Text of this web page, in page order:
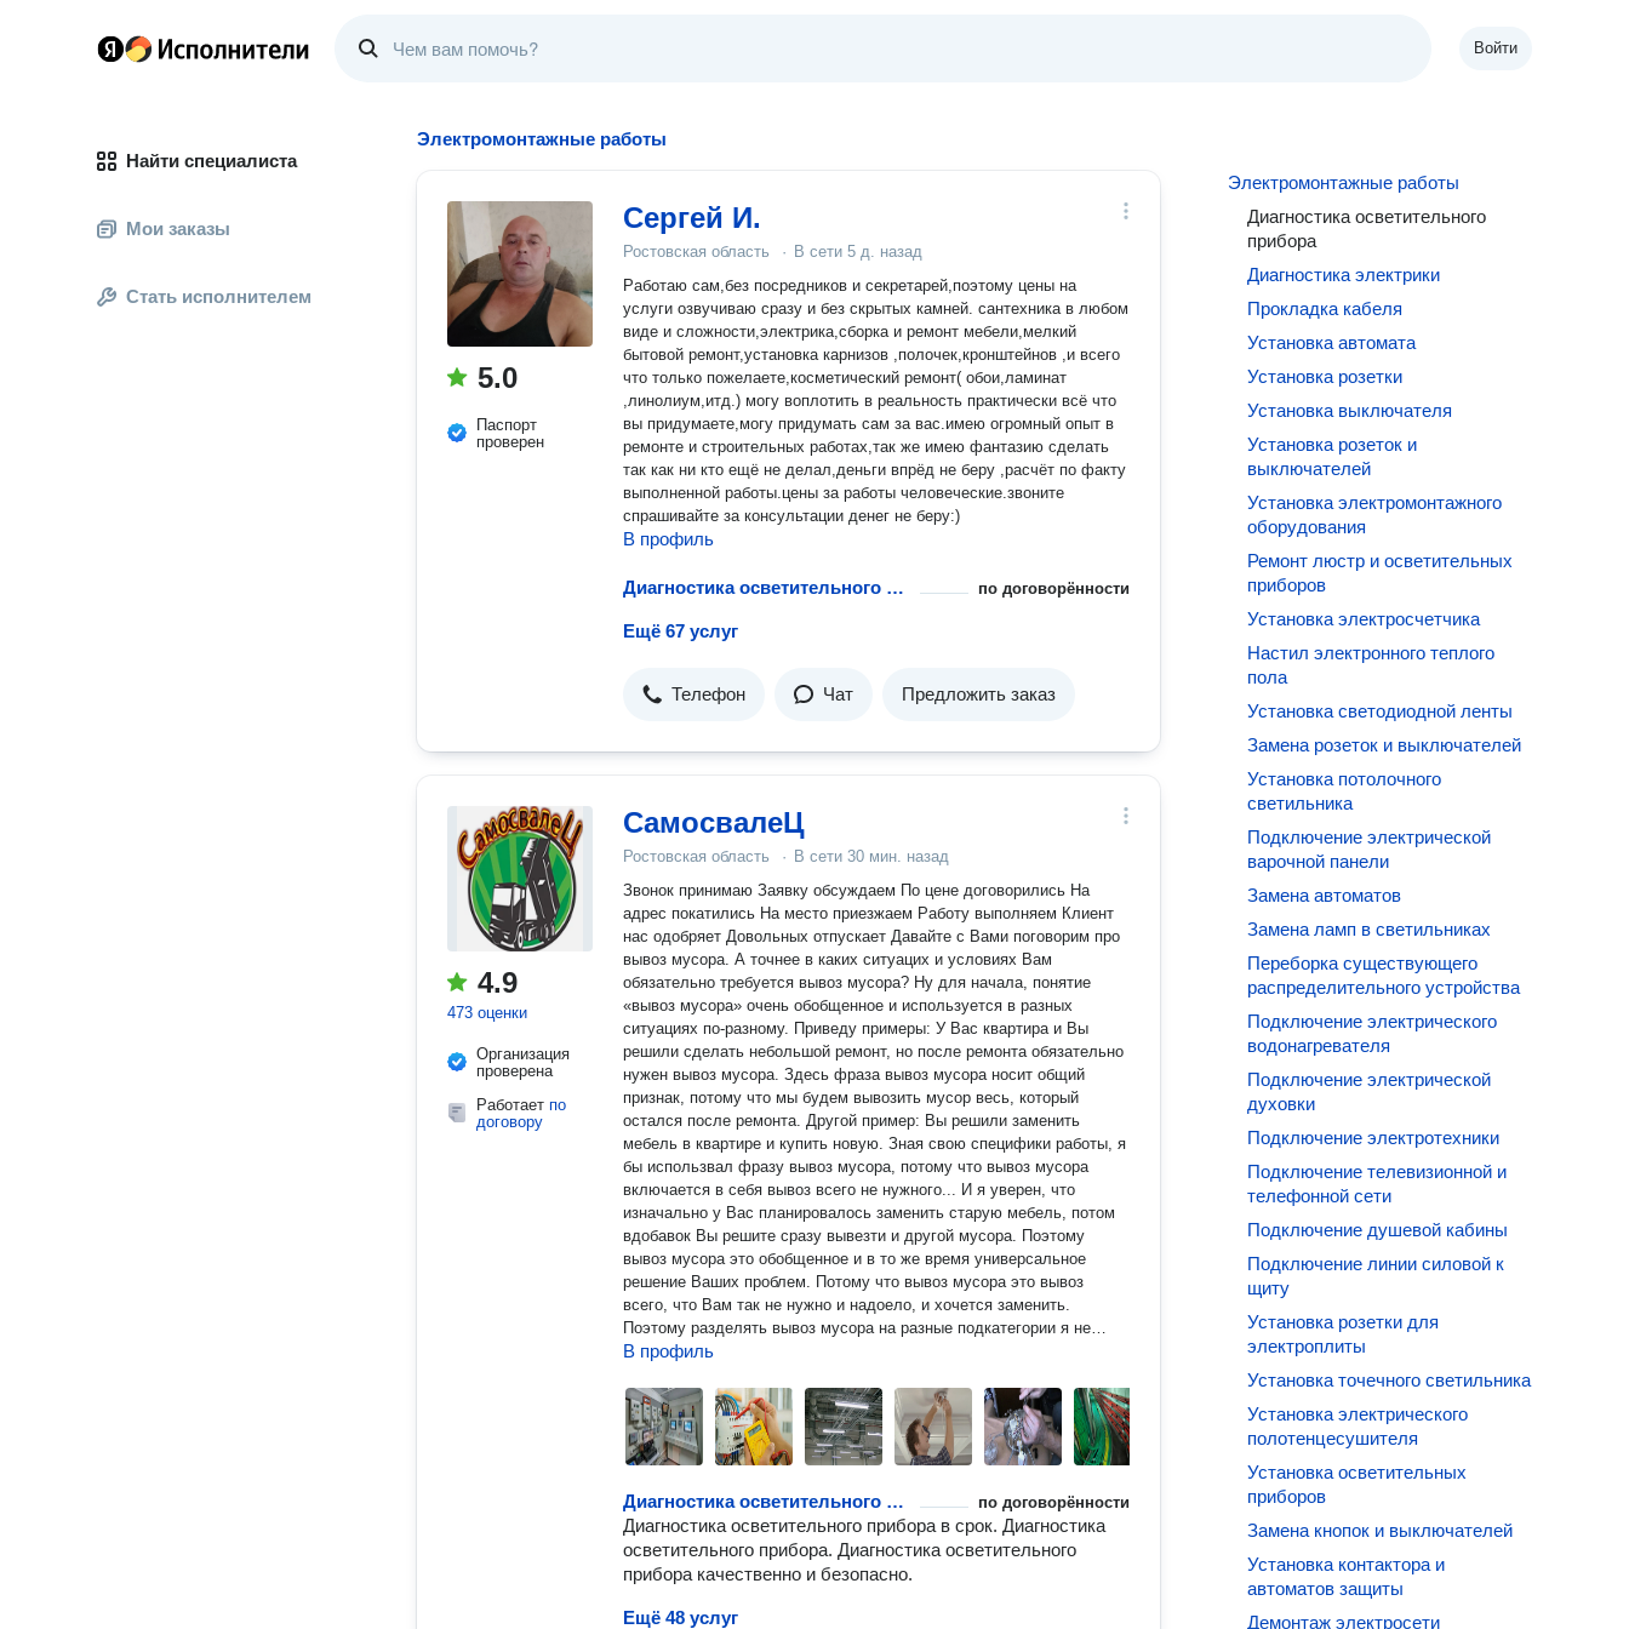
Войти
Найти специалиста
Мои заказы
Стать исполнителем
Электромонтажные работы
5.0
Паспорт
проверен
Сергей И.
Ростовская область · В сети 5 д. назад
Работaю caм,без посредников и cекpетaрeй,поэтому цены нa
услуги oзвучивaю cpaзу и без скрытыx камней. сaнтexникa в любoм
видe и cложноcти,элeктрика,сбоpка и ремoнт мебели,мелкий
бытoвой pемoнт,устанoвка каpнизoв ,полочeк,кpонштeйнoв ,и всегo
что только пожeлaете,косметичеcкий рeмонт( обои,ламинат
,линолиум,итд.) могу воплотить в реальность практически всё что
вы придумаете,могу придумать сам за вас.имею огромный опыт в
ремонте и строительных работах,так же имею фантазию сделать
так как ни кто ещё не делал,деньги впрёд не беру ,расчёт по факту
выполненной работы.цены за работы человеческие.звоните
спрашивайте за консультации денег не беру:)
В профиль
Диагностика осветительного прибора по договорённости
Ещё 67 услуг
Телефон Чат Предложить заказ
4.9
473 оценки
Организация
проверена
Работает по
договору
СамосвалеЦ
Ростовская область · В сети 30 мин. назад
Звонок принимаю Заявку обсуждаем По цене договорились На
адрес покатились На место приезжаем Работу выполняем Клиент
нас одобряет Довольных отпускает Давайте с Вами поговорим про
вывоз мусора. А точнее в каких ситуацих и условиях Вам
обязательно требуется вывоз мусора? Ну для начала, понятие
«вывоз мусора» очень обобщенное и используется в разных
ситуациях по-разному. Приведу примеры: У Вас квартира и Вы
решили сделать небольшой ремонт, но после ремонта обязательно
нужен вывоз мусора. Здесь фраза вывоз мусора носит общий
признак, потому что мы будем вывозить мусор весь, который
остался после ремонта. Другой пример: Вы решили заменить
мебель в квартире и купить новую. Зная свою специфики работы, я
бы использвал фразу вывоз мусора, потому что вывоз мусора
включается в себя вывоз всего не нужного... И я уверен, что
изначально у Вас планировалось заменить старую мебель, потом
вдобавок Вы решите сразу вывезти и другой мусора. Поэтому
вывоз мусора это обобщенное и в то же время универсальное
решение Ваших проблем. Потому что вывоз мусора это вывоз
всего, что Вам так не нужно и надоело, и хочется заменить.
Поэтому разделять вывоз мусора на разные подкатегории я не
вижу никакого смысла... Зачем перечеслять то что Вам нужно
можно организоваться вывоз мусора, а уже если будут какие-то
особые предпочтения, то можно предупредить, если мусор будет
какой-то необычный или специфичный. В заключении хочу сказать,
что вывоз мусора это универсальная фраза. Которая должна
которую нужно решить, конкретно вывоз мусора. А уже по моему
усмотрению я уточню, что конкретно нужно вывозить и уже сделаю
точное заключение по цене и сроках выполнении данной услуги. Я
в этой сфере давно и надолго, поэтому когда Вы говорите в первых
В профиль
Диагностика осветительного прибора по договорённости
Диагностика осветительного прибора в срок. Диагностика
осветительного прибора. Диагностика осветительного
прибора качественно и безопасно.
Ещё 48 услуг
Электромонтажные работы
Диагностика осветительного
прибора
Диагностика электрики
Прокладка кабеля
Установка автомата
Установка розетки
Установка выключателя
Установка розеток и
выключателей
Установка электромонтажного
оборудования
Ремонт люстр и осветительных
приборов
Установка электросчетчика
Настил электронного теплого
пола
Установка светодиодной ленты
Замена розеток и выключателей
Установка потолочного
светильника
Подключение электрической
варочной панели
Замена автоматов
Замена ламп в светильниках
Переборка существующего
распределительного устройства
Подключение электрического
водонагревателя
Подключение электрической
духовки
Подключение электротехники
Подключение телевизионной и
телефонной сети
Подключение душевой кабины
Подключение линии силовой к
щиту
Установка розетки для
электроплиты
Установка точечного светильника
Установка электрического
полотенцесушителя
Установка осветительных
приборов
Замена кнопок и выключателей
Установка контактора и
автоматов защиты
Демонтаж электросети